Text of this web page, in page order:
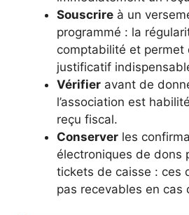
Souscrire à un
programmé : la
comptabilité et permet
justificatif
Vérifier avant de
l’association est
reçu fiscal.
Conserver les
électroniques de dons
tickets de caisse : ces
pas recevables en cas